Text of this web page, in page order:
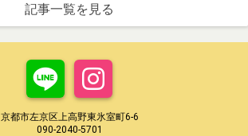
記事一覧を見る
京都市左京区上高野東氷室町6-6
090-2040-5701